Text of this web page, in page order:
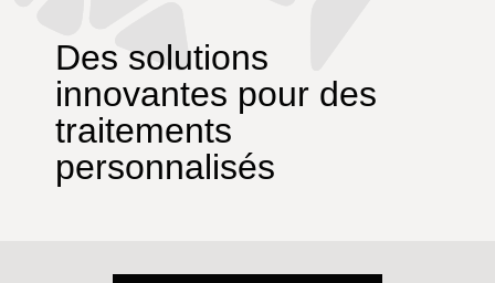
Des solutions
innovantes pour des
traitements
personnalisés